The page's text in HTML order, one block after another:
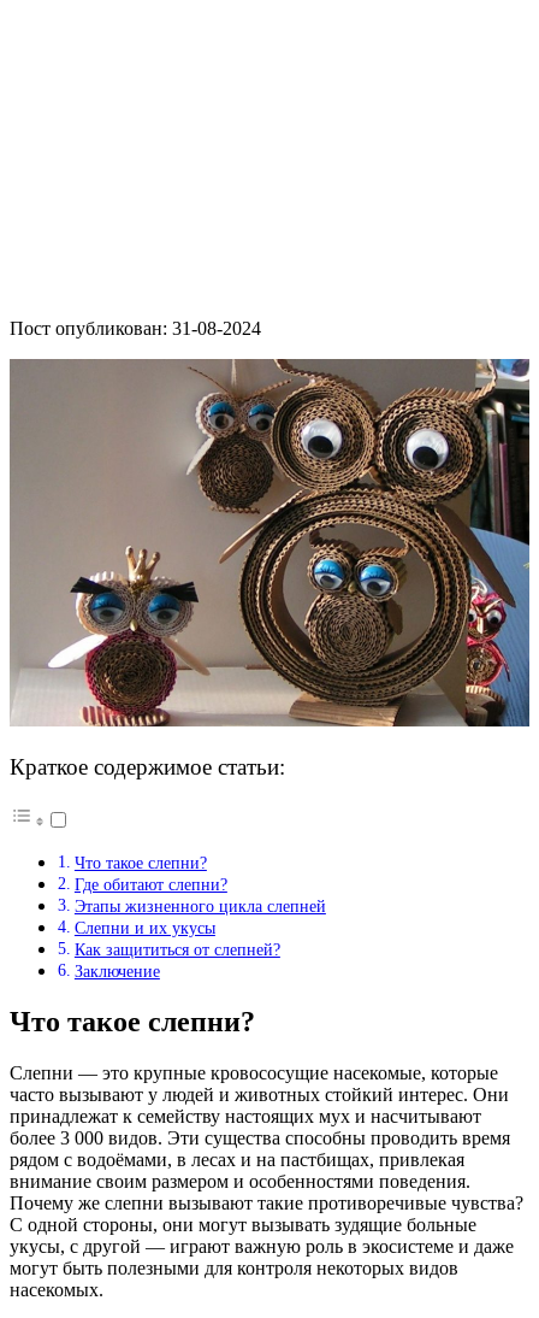
Пост опубликован: 31-08-2024
Краткое содержимое статьи:
Что такое слепни?
Где обитают слепни?
Этапы жизненного цикла слепней
Слепни и их укусы
Как защититься от слепней?
Заключение
Что такое слепни?
Слепни — это крупные кровососущие насекомые, которые
часто вызывают у людей и животных стойкий интерес. Они
принадлежат к семейству настоящих мух и насчитывают
более 3 000 видов. Эти существа способны проводить время
рядом с водоёмами, в лесах и на пастбищах, привлекая
внимание своим размером и особенностями поведения.
Почему же слепни вызывают такие противоречивые чувства?
С одной стороны, они могут вызывать зудящие больные
укусы, с другой — играют важную роль в экосистеме и даже
могут быть полезными для контроля некоторых видов
насекомых.